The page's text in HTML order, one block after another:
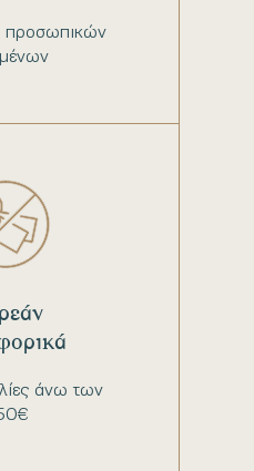
προσωπικών
άνω των